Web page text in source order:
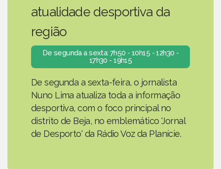
atualidade desportiva da
região
De segunda a sexta: 7h50 - 10h15 - 12h30 -
17h30 - 19h15
De segunda a sexta-feira, o jornalista
Nuno Lima atualiza toda a informação
desportiva, com o foco principal no
distrito de Beja, no emblemático 'Jornal
de Desporto' da Rádio Voz da Planície.